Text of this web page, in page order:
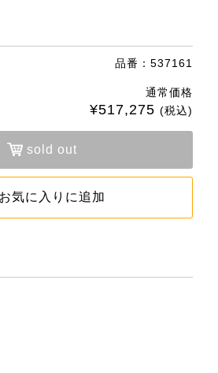
品番：537161
通常価格
¥517,275 (税込)
sold out
お気に入りに追加